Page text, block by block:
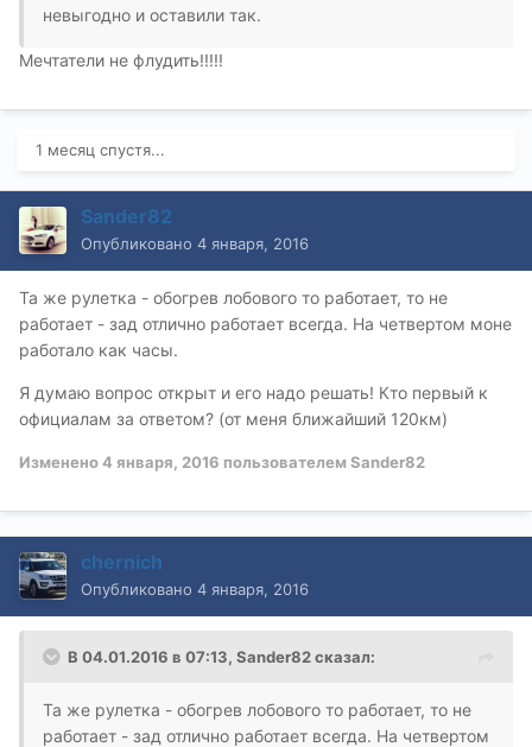
невыгодно и оставили так.
Мечтатели не флудить!!!!!
1 месяц спустя...
Sander82
Опубликовано 4 января, 2016
Та же рулетка - обогрев лобового то работает, то не
работает - зад отлично работает всегда. На четвертом моне
работало как часы.
Я думаю вопрос открыт и его надо решать! Кто первый к
официалам за ответом? (от меня ближайший 120км)
Изменено4 января, 2016 пользователем Sander82
chernich
Опубликовано 4 января, 2016
В 04.01.2016 в 07:13, Sander82 сказал:
Та же рулетка - обогрев лобового то работает, то не
работает - зад отлично работает всегда. На четвертом